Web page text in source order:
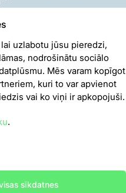
1014
uzlabotu jūsu pieredzi,
nodrošinātu sociālo
Mēs varam kopīgot
kuri to var apvienot
vai ko viņi ir apkopojuši.
.
sīkdatnes